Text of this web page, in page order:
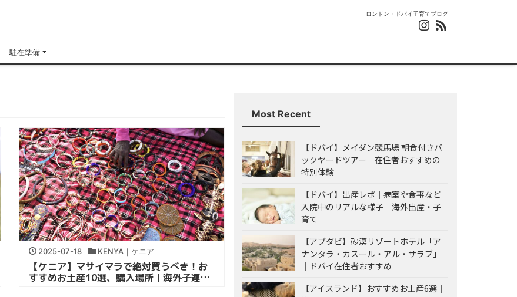
ロンドン・ドバイ子育てブログ
駐在準備
2025-07-18 KENYA｜ケニア
【ケニア】マサイマラで絶対買うべき！お
すすめお土産10選、購入場所｜海外子連れ
Most Recent
【ドバイ】メイダン競馬場 朝食付きバ
ックヤードツアー｜在住者おすすめの
特別体験
【ドバイ】出産レポ｜病室や食事など
入院中のリアルな様子｜海外出産・子
育て
【アブダビ】砂漠リゾートホテル「ア
ナンタラ・カスール・アル・サラブ」
｜ドバイ在住者おすすめ
【アイスランド】おすすめお土産6選｜